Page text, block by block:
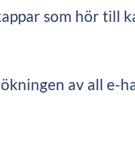
som hör till
av all e-